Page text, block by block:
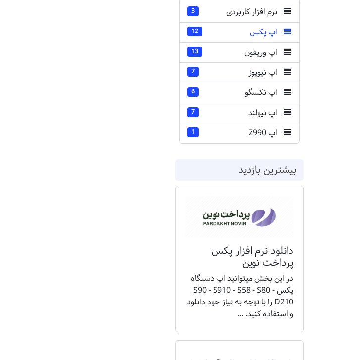
نرم افزار کاربردی 3
اپ پکس 12
اپ وریفون 13
اپ نیوپوز 7
اپ نکسگو 6
اپ نیولند 7
اپ Z990 1
بیشترین بازدید
دانلود نرم افزار پکس
پرداخت نوین
در این بخش میتوانید اپ دستگاه
پکس S90 - S910 - S58 - S80 -
D210 را با توجه به نیاز خود دانلود
و استفاده کنید. ...